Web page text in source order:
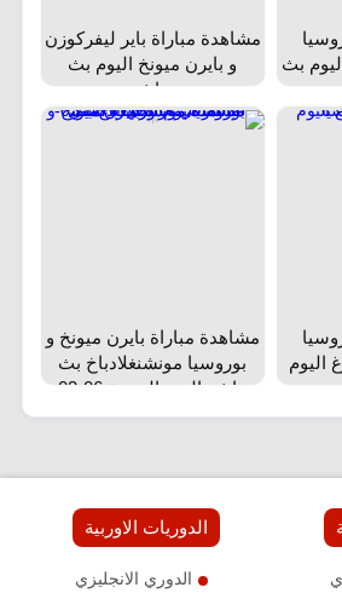
بث
مشاهدة مباراة باير ليفركوزن
و بايرن ميونخ اليوم بث
مباشر
اليوم
مشاهدة مباراة بايرن ميونخ و
بوروسيا مونشنغلادباخ بث
مباشر اليوم الجمعة 06-03-
2026 في الدوري الألماني
الدوريات الاوربية
الدوري الانجليزي